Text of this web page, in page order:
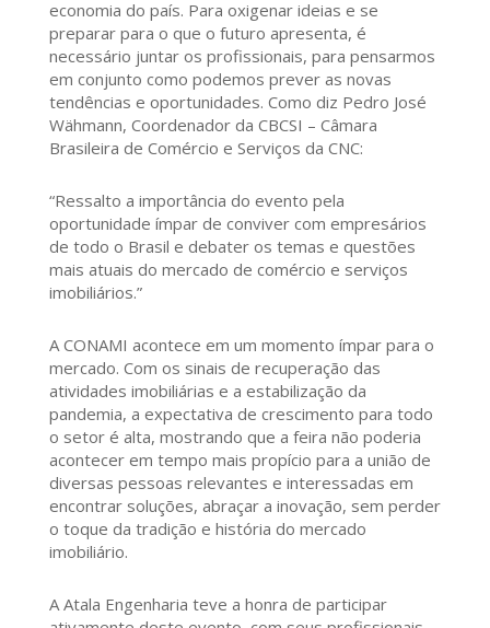
economia do país. Para oxigenar ideias e se
preparar para o que o futuro apresenta, é
necessário juntar os profissionais, para pensarmos
em conjunto como podemos prever as novas
tendências e oportunidades. Como diz Pedro José
Wähmann, Coordenador da CBCSI – Câmara
Brasileira de Comércio e Serviços da CNC:
“Ressalto a importância do evento pela
oportunidade ímpar de conviver com empresários
de todo o Brasil e debater os temas e questões
mais atuais do mercado de comércio e serviços
imobiliários.”
A CONAMI acontece em um momento ímpar para o
mercado. Com os sinais de recuperação das
atividades imobiliárias e a estabilização da
pandemia, a expectativa de crescimento para todo
o setor é alta, mostrando que a feira não poderia
acontecer em tempo mais propício para a união de
diversas pessoas relevantes e interessadas em
encontrar soluções, abraçar a inovação, sem perder
o toque da tradição e história do mercado
imobiliário.
A Atala Engenharia teve a honra de participar